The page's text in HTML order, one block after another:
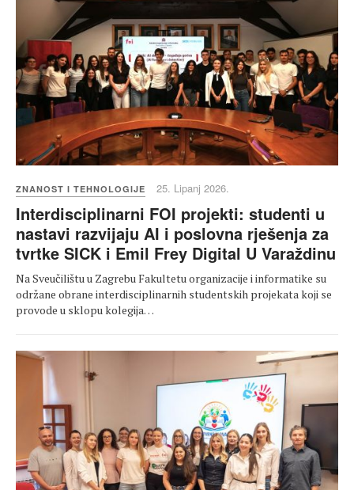
ZNANOST I TEHNOLOGIJE 25. Lipanj 2026.
Interdisciplinarni FOI projekti: studenti u
nastavi razvijaju AI i poslovna rješenja za
tvrtke SICK i Emil Frey Digital U Varaždinu
Na Sveučilištu u Zagrebu Fakultetu organizacije i informatike su
održane obrane interdisciplinarnih studentskih projekata koji se
provode u sklopu kolegija…